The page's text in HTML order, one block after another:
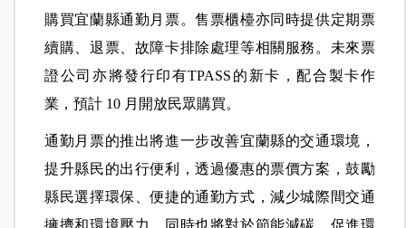
購買宜蘭縣通勤月票。售票櫃檯亦同時提供定期票
續購、退票、故障卡排除處理等相關服務。未來票
證公司亦將發行印有TPASS的新卡，配合製卡作
業，預計 10 月開放民眾購買。
通勤月票的推出將進一步改善宜蘭縣的交通環境，
提升縣民的出行便利，透過優惠的票價方案，鼓勵
縣民選擇環保、便捷的通勤方式，減少城際間交通
擁擠和環境壓力，同時也將對於節能減碳、促進環